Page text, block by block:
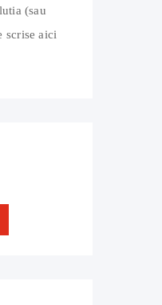
(sau
scrise aici